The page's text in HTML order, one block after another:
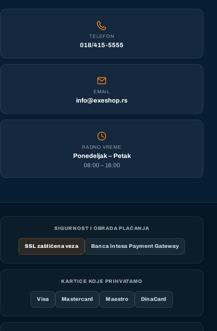
TELEFON
018/415-5555
EMAIL
info@exeshop.rs
RADNO VREME
Ponedeljak – Petak
08:00 – 16:00
SIGURNOST I OBRADA PLAĆANJA
SSL zaštićena veza Banca Intesa Payment Gateway
KARTICE KOJE PRIHVATAMO
Visa Mastercard Maestro DinaCard